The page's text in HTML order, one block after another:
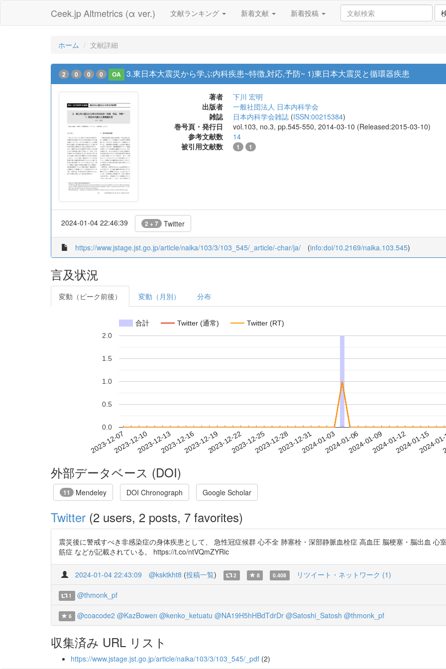
Ceek.jp Altmetrics (α ver.) 文献ランキング 新着文献 新着投稿
ホーム 文献詳細
2 0 0 0 OA 3.東日本大震災から学ぶ内科疾患~特徴,対応,予防~ 1)東日本大震災と循環器疾患
著者
下川 宏明
出版者
一般社団法人 日本内科学会
雑誌
日本内科学会雑誌 (ISSN:00215384)
巻号頁・発行日
vol.103, no.3, pp.545-550, 2014-03-10 (Released:2015-03-10)
参考文献数
14
被引用文献数
1 1
2024-01-04 22:46:39 2 + 7 Twitter
https://www.jstage.jst.go.jp/article/naika/103/3/103_545/_article/-char/ja/ (info:doi/10.2169/naika.103.545)
言及状況
変動（ピーク前後） 変動（月別） 分布
合計 Twitter (通常) Twitter (RT)
2023-12-072023-12-102023-12-132023-12-162023-12-192023-12-222023-12-252023-12-282023-12-312024-01-032024-01-062024-01-092024-01-122024-01-15
2024-
0.0
0.5
1.0
1.5
2.0
外部データベース (DOI)
11 Mendeley DOI Chronograph Google Scholar
Twitter (2 users, 2 posts, 7 favorites)
震災後に警戒すべき非感染症の身体疾患として、 急性冠症候群 心不全 肺塞栓・深部静脈血栓症 高血圧 脳梗塞・脳出血 心
筋症 などが記載されている。 https://t.co/ntVQmZYRic
2024-01-04 22:43:09 @ksktkht8 (投稿一覧) 2 8 0.408 リツイート・ネットワーク (1)
1 @thmonk_pf
6 @coacode2 @KazBowen @kenko_ketuatu @NA19H5hHBdTdrDr @Satoshi_Satosh @thmonk_pf
収集済み URL リスト
https://www.jstage.jst.go.jp/article/naika/103/3/103_545/_pdf (2)